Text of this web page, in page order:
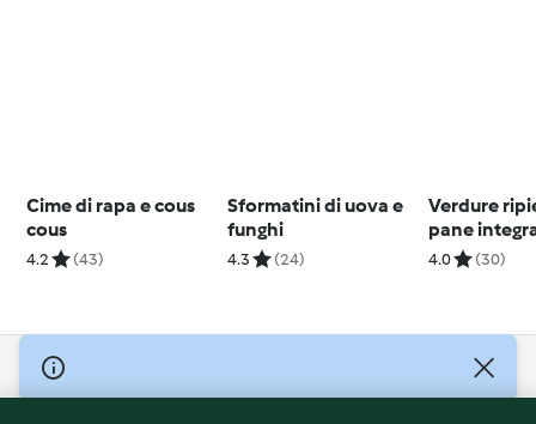
Cime di rapa e cous
cous
4.2 (43)
Sformatini di uova e
funghi
4.3 (24)
Verdure
pane
aromatico
4.0 (30)
© Copyright 2026